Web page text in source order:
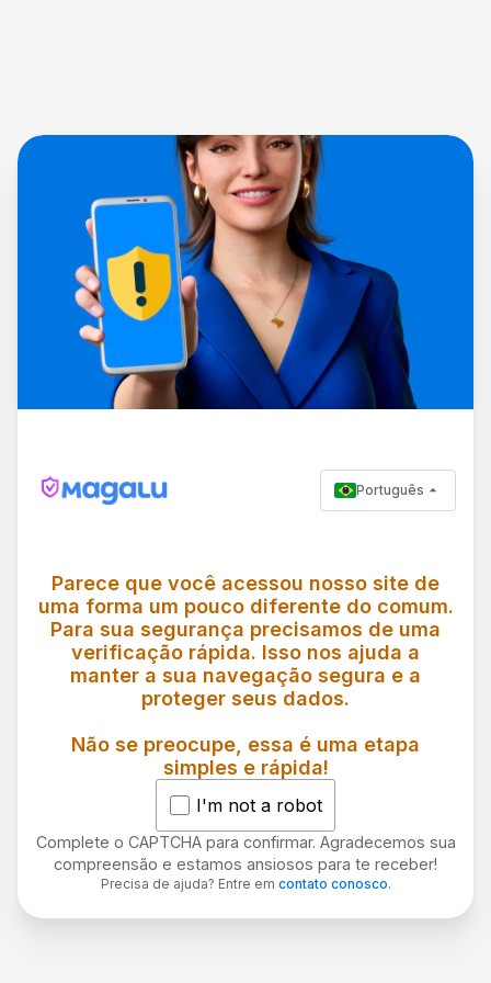
Português
Parece que você acessou nosso site de
uma forma um pouco diferente do comum.
Para sua segurança precisamos de uma
verificação rápida. Isso nos ajuda a
manter a sua navegação segura e a
proteger seus dados.
Não se preocupe, essa é uma etapa
simples e rápida!
I'm not a robot
Complete o CAPTCHA para confirmar. Agradecemos sua
compreensão e estamos ansiosos para te receber!
Precisa de ajuda? Entre em contato conosco.